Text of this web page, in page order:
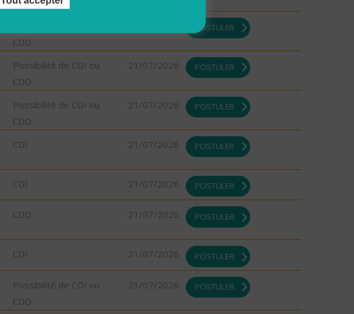
CDD
POSTULER
Possibilité de CDI ou
CDD
21/07/2026 POSTULER
Possibilité de CDI ou
CDD
21/07/2026 POSTULER
CDI 21/07/2026 POSTULER
CDI 21/07/2026 POSTULER
CDD 21/07/2026 POSTULER
CDI 21/07/2026 POSTULER
Possibilité de CDI ou
CDD
21/07/2026 POSTULER